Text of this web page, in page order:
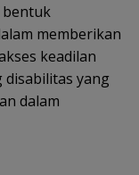
bentuk
memberikan
keadilan
disabilitas yang
dalam